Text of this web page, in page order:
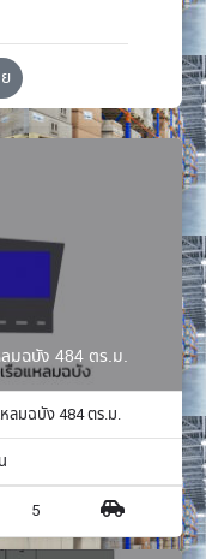
ลมฉบัง 484 ตร.ม.
หลมฉบัง 484 ตร.ม.
5